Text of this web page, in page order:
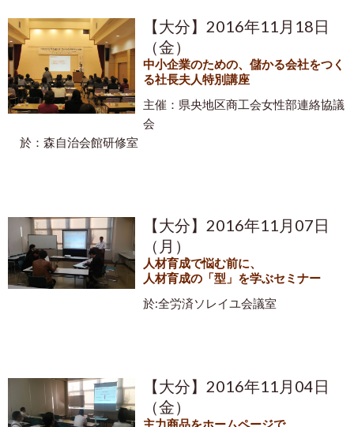
【大分】2016年11月18日
（金）
中小企業のための、儲かる会社をつく
る社長夫人特別講座
主催：県央地区商工会女性部連絡協議
会
於：森自治会館研修室
【大分】2016年11月07日
（月）
人材育成で悩む前に、
人材育成の「型」を学ぶセミナー
於:全労済ソレイユ会議室
【大分】2016年11月04日
（金）